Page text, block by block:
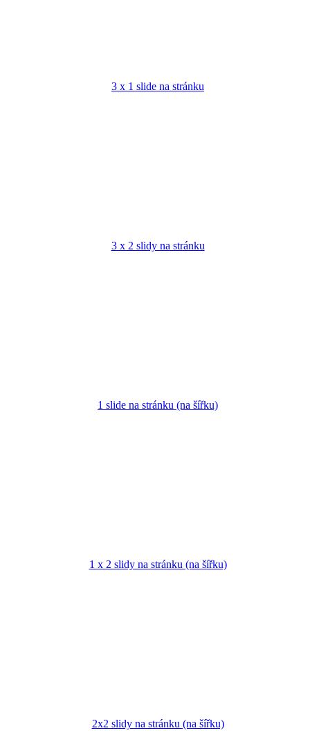
3 x 1 slide na stránku
3 x 2 slidy na stránku
1 slide na stránku (na šířku)
1 x 2 slidy na stránku (na šířku)
2x2 slidy na stránku (na šířku)